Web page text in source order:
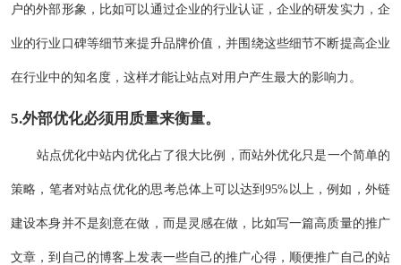
户的外部形象，比如可以通过企业的行业认证，企业的研发实力，企
业的行业口碑等细节来提升品牌价值，并围绕这些细节不断提高企业
在行业中的知名度，这样才能让站点对用户产生最大的影响力。
5.外部优化必须用质量来衡量。
站点优化中站内优化占了很大比例，而站外优化只是一个简单的
策略，笔者对站点优化的思考总体上可以达到95%以上，例如，外链
建设本身并不是刻意在做，而是灵感在做，比如写一篇高质量的推广
文章，到自己的博客上发表一些自己的推广心得，顺便推广自己的站